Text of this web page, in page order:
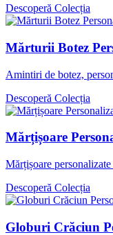
Descoperă Colecția
Mărturii Botez
Amintiri de botez,
Descoperă Colecția
Mărțișoare
Mărțișoare
Descoperă Colecția
Globuri Crăciun